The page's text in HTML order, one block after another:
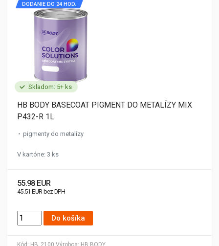
Skladom: 5+ ks
Kód: HB_2100 Výrobca: HB BODY
DODANIE DO 24 HOD.
HB BODY BASECOAT PIGMENT DO METALÍZY MIX
P432-R 1L
pigmenty do metalízy
V kartóne: 3 ks
55.98 EUR
45.51 EUR bez DPH
Do košíka